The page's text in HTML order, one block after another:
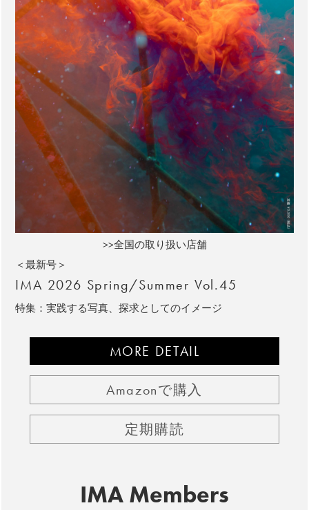
>>全国の取り扱い店舗
＜最新号＞
IMA 2026 Spring/Summer Vol.45
特集：実践する写真、探求としてのイメージ
MORE DETAIL
Amazonで購入
定期購読
IMA Members